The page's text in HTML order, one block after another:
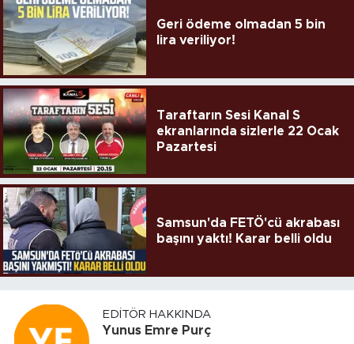
Geri ödeme olmadan 5 bin
lira veriliyor!
Taraftarın Sesi Kanal S
ekranlarında sizlerle 22 Ocak
Pazartesi
Samsun'da FETÖ'cü akrabası
başını yaktı! Karar belli oldu
EDITÖR HAKKINDA
Yunus Emre Purç